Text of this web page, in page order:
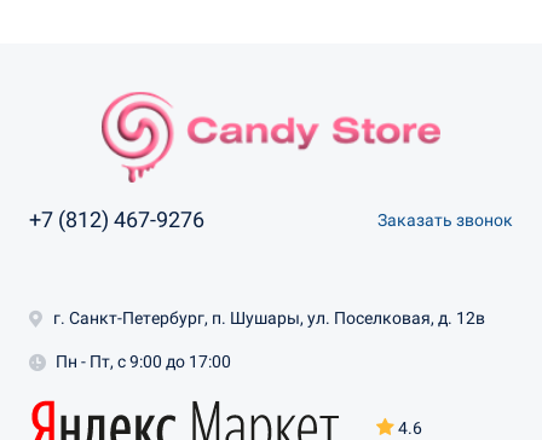
+7 (812) 467-9276 Заказать звонок
4.6
г. Санкт-Петербург, п. Шушары, ул. Поселковая, д. 12в
Пн - Пт, с 9:00 до 17:00